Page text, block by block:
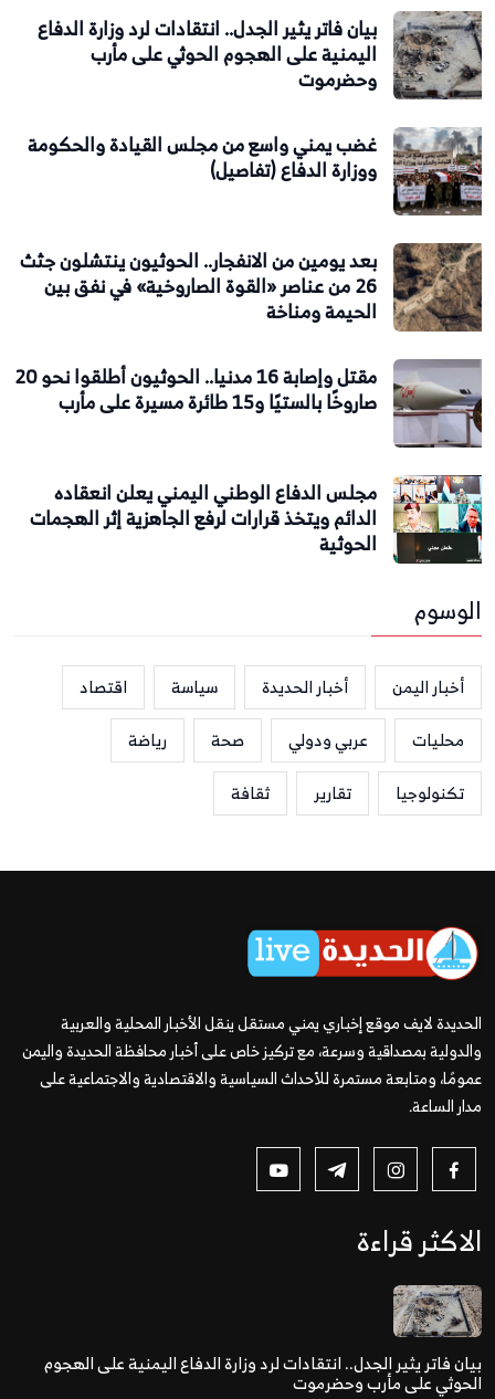
بيان فاتر يثير الجدل.. انتقادات لرد وزارة الدفاع
اليمنية على الهجوم الحوثي على مأرب
وحضرموت
غضب يمني واسع من مجلس القيادة والحكومة
ووزارة الدفاع (تفاصيل)
بعد يومين من الانفجار.. الحوثيون ينتشلون جثث
26 من عناصر «القوة الصاروخية» في نفق بين
الحيمة ومناخة
مقتل وإصابة 16 مدنيا.. الحوثيون أطلقوا نحو 20
صاروخًا بالستيًا و15 طائرة مسيرة على مأرب
مجلس الدفاع الوطني اليمني يعلن انعقاده
الدائم ويتخذ قرارات لرفع الجاهزية إثر الهجمات
الحوثية
الوسوم
أخبار اليمن أخبار الحديدة سياسة
اقتصاد
محليات
عربي ودولي صحة
رياضة
تكنولوجيا
تقارير ثقافة
الحديدة لايف موقع إخباري يمني مستقل ينقل الأخبار المحلية والعربية
والدولية بمصداقية وسرعة، مع تركيز خاص على أخبار محافظة الحديدة واليمن
عمومًا، ومتابعة مستمرة للأحداث السياسية والاقتصادية والاجتماعية على
مدار الساعة.
الاكثر قراءة
بيان فاتر يثير الجدل.. انتقادات لرد وزارة الدفاع اليمنية على الهجوم
الحوثي على مأرب وحضرموت